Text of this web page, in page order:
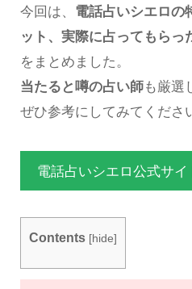
今回は、 電話占いシエロの
ット、実際に占ってもらっ
をまとめました。
当たると噂の占い師も厳選
ぜひ参考にしてみてくださ
電話占いシエロ公式サイ
Contents [hide]